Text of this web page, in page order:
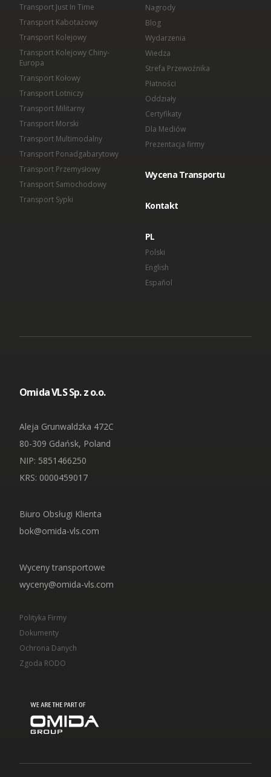
Transport Just In Time
Transport Kabotażowy
Transport Kolejowy
Transport Kolejowy Chiny-
Europa
Transport Kołowy
Transport Lotniczy
Transport Militarny
Transport Morski
Transport Multimodalny
Transport Ponadgabarytowy
Transport Przemysłowy
Transport Samochodowy
Transport Sypki
Nagrody
Blog
Wydarzenia
Wiedza
Strefa Przewoźnika
Płatności
Oddziały
Certyfikaty
Dla Mediów
Prezentacja firmy
Wycena Transportu
Kontakt
PL
Polski
English
Español
Omida VLS Sp. z o.o.
Aleja Grunwaldzka 472C
80-309 Gdańsk, Poland
NIP: 5851466250
KRS: 0000459017
Biuro Obsługi Klienta
bok@omida-vls.com
Wyceny transportowe
wyceny@omida-vls.com
Polityka Firmy
Dokumenty
Ochrona Danych
Zgoda RODO